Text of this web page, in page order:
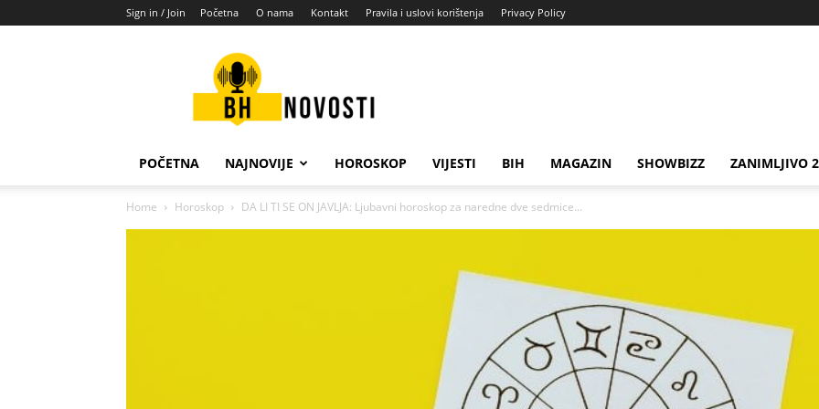
Sign in / Join Početna O nama Kontakt Pravila i uslovi korištenja Privacy Policy
POČETNA NAJNOVIJE HOROSKOP VIJESTI BIH MAGAZIN SHOWBIZZ ZANIMLJIVO
Home Horoskop DA LI TI SE ON JAVLJA: Ljubavni horoskop za naredne dve sedmice...